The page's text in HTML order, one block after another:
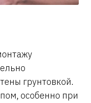
грунтовкой.
особенно при